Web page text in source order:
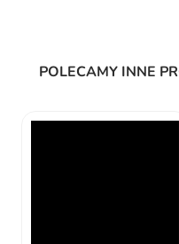
POLECAMY INNE